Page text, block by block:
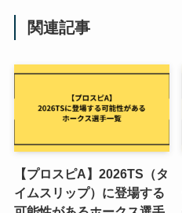
関連記事
【プロスピA】2026TS（タ
イムスリップ）に登場する